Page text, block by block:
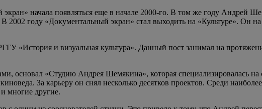
начала появляться еще в начале 2000-го. В том же году Андрей
году «Документальный экран» стал выходить на «Культуре». Он
«История и визуальная культура». Данный пост занимал на
основал «Студию Андрея Шемякина», которая специализировалась
За карьеру он снял несколько десятков проектов. Среди
многие другие.